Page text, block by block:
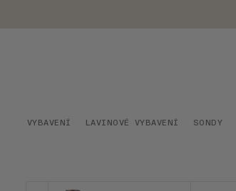
VYBAVENÍ LAVINOVÉ VYBAVENÍ SONDY